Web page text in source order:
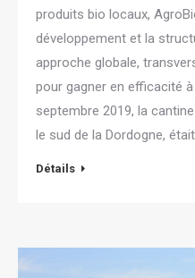
produits bio locaux,
développement et la
approche globale,
pour gagner en efficacité à
septembre 2019, la
le sud de la Dordogne,
Détails